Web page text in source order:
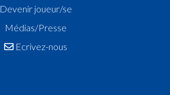
Devenir joueur/se
Médias/Presse
Ecrivez-nous